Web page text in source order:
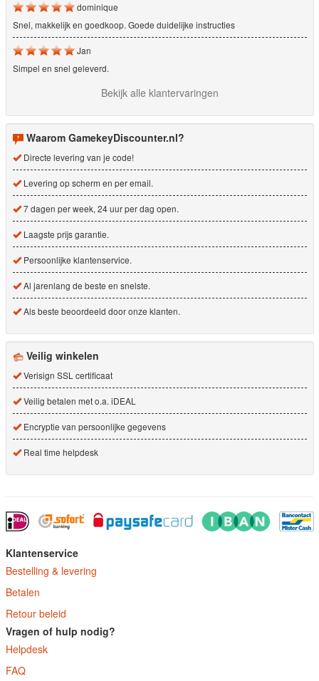
dominique
Snel, makkelijk en goedkoop. Goede duidelijke instructies
Jan
Simpel en snel geleverd.
Bekijk alle klantervaringen
Waarom GamekeyDiscounter.nl?
Directe levering van je code!
Levering op scherm en per email.
7 dagen per week, 24 uur per dag open.
Laagste prijs garantie.
Persoonlijke klantenservice.
Al jarenlang de beste en snelste.
Als beste beoordeeld door onze klanten.
Veilig winkelen
Verisign SSL certificaat
Veilig betalen met o.a. iDEAL
Encryptie van persoonlijke gegevens
Real time helpdesk
Klantenservice
Bestelling & levering
Betalen
Retour beleid
Vragen of hulp nodig?
Helpdesk
FAQ